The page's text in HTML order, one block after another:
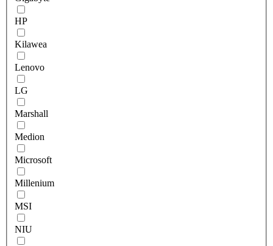
HP
Kilawea
Lenovo
LG
Marshall
Medion
Microsoft
Millenium
MSI
NIU